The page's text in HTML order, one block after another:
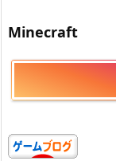
Minecraft